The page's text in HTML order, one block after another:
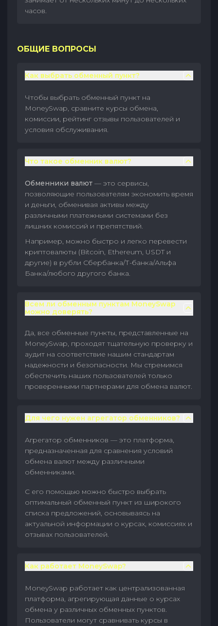
часов.
ОБЩИЕ ВОПРОСЫ
Как выбрать обменный пункт?
Чтобы выбрать обменный пункт на
MoneySwap, сравните курсы обмена,
комиссии, рейтинг отзывы пользователей и
условия обслуживания.
Что такое обменник валют?
Обменники валют — это сервисы,
позволяющие пользователям экономить время
и деньги, обменивая активы между
различными платежными системами без
лишних комиссий и препятствий.
Например, можно быстро и легко перевести
криптовалюты (Bitcoin, Ethereum, USDT и
другие) в рубли Сбербанка/Т-банка/Альфа
Банка/любого другого банка.
Всем ли обменным пунктам MoneySwap
можно доверять?
Да, все обменные пункты, представленные на
MoneySwap, проходят тщательную проверку и
аудит на соответствие нашим стандартам
надежности и безопасности. Мы стремимся
обеспечить наших пользователей только
проверенными партнерами для обмена валют.
Для чего нужен агрегатор обменников?
Агрегатор обменников — это платформа,
предназначенная для сравнения условий
обмена валют между различными
обменниками.
С его помощью можно быстро выбрать
оптимальный обменный пункт из широкого
списка предложений, основываясь на
актуальной информации о курсах, комиссиях и
отзывах пользователей.
Как работает MoneySwap?
MoneySwap работает как централизованная
платформа, агрегирующая данные о курсах
обмена у различных обменных пунктов.
Пользователи могут сравнивать курсы в